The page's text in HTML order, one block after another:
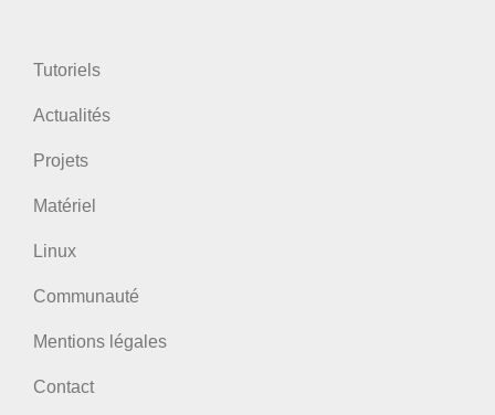
Tutoriels
Actualités
Projets
Matériel
Linux
Communauté
Mentions légales
Contact